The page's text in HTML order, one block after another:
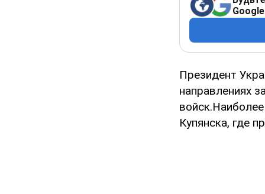
Google
Президент
направлениях
Купянска, где